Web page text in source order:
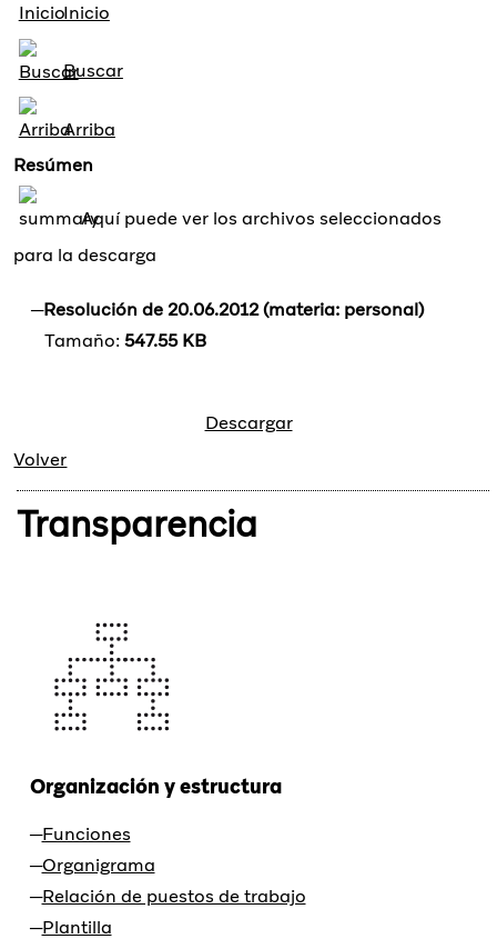
Inicio
Buscar
Arriba
Resúmen
Aquí puede ver los archivos seleccionados
para la descarga
Resolución de 20.06.2012 (materia: personal)
Tamaño:547.55 KB
Descargar
Volver
Transparencia
Organización y estructura
Funciones
Organigrama
Relación de puestos de trabajo
Plantilla